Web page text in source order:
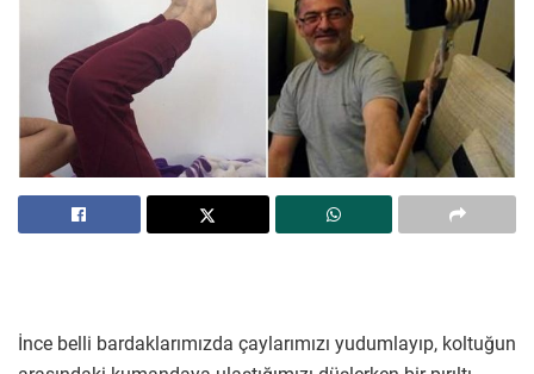
İnce belli bardaklarımızda çaylarımızı yudumlayıp, koltuğun